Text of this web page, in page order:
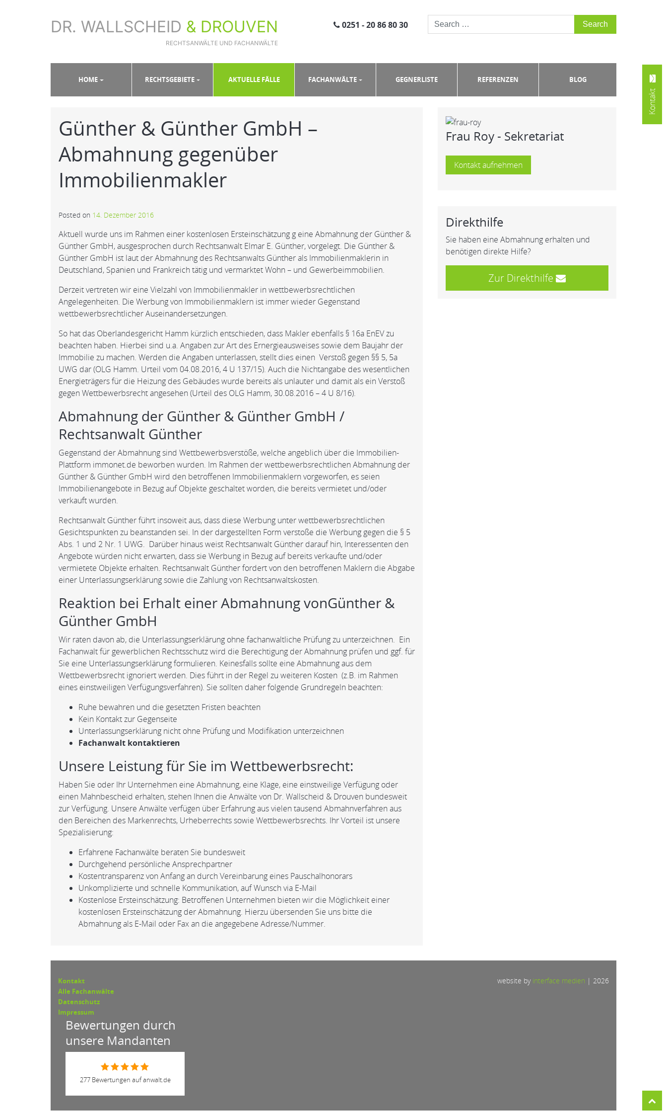
DR. WALLSCHEID & DROUVEN
RECHTSANWÄLTE UND FACHANWÄLTE
0251 - 20 86 80 30
HOME RECHTSGEBIETE AKTUELLE FÄLLE FACHANWÄLTE GEGNERLISTE REFERENZEN BLOG
Günther & Günther GmbH –
Abmahnung gegenüber
Immobilienmakler
Posted on 14. Dezember 2016
Aktuell wurde uns im Rahmen einer kostenlosen Ersteinschätzung g eine Abmahnung der Günther &
Günther GmbH, ausgesprochen durch Rechtsanwalt Elmar E. Günther, vorgelegt. Die Günther &
Günther GmbH ist laut der Abmahnung des Rechtsanwalts Günther als Immobilienmaklerin in
Deutschland, Spanien und Frankreich tätig und vermarktet Wohn – und Gewerbeimmobilien.
Derzeit vertreten wir eine Vielzahl von Immobilienmakler in wettbewerbsrechtlichen
Angelegenheiten. Die Werbung von Immobilienmaklern ist immer wieder Gegenstand
wettbewerbsrechtlicher Auseinandersetzungen.
So hat das Oberlandesgericht Hamm kürzlich entschieden, dass Makler ebenfalls § 16a EnEV zu
beachten haben. Hierbei sind u.a. Angaben zur Art des Ernergieausweises sowie dem Baujahr der
Immobilie zu machen. Werden die Angaben unterlassen, stellt dies einen Verstoß gegen §§ 5, 5a
UWG dar (OLG Hamm. Urteil vom 04.08.2016, 4 U 137/15). Auch die Nichtangabe des wesentlichen
Energieträgers für die Heizung des Gebäudes wurde bereits als unlauter und damit als ein Verstoß
gegen Wettbewerbsrecht angesehen (Urteil des OLG Hamm, 30.08.2016 – 4 U 8/16).
Abmahnung der Günther & Günther GmbH /
Rechtsanwalt Günther
Gegenstand der Abmahnung sind Wettbewerbsverstöße, welche angeblich über die Immobilien-
Plattform immonet.de beworben wurden. Im Rahmen der wettbewerbsrechtlichen Abmahnung der
Günther & Günther GmbH wird den betroffenen Immobilienmaklern vorgeworfen, es seien
Immobilienangebote in Bezug auf Objekte geschaltet worden, die bereits vermietet und/oder
verkauft wurden.
Rechtsanwalt Günther führt insoweit aus, dass diese Werbung unter wettbewerbsrechtlichen
Gesichtspunkten zu beanstanden sei. In der dargestellten Form verstoße die Werbung gegen die § 5
Abs. 1 und 2 Nr. 1 UWG. Darüber hinaus weist Rechtsanwalt Günther darauf hin, Interessenten den
Angebote würden nicht erwarten, dass sie Werbung in Bezug auf bereits verkaufte und/oder
vermietete Objekte erhalten. Rechtsanwalt Günther fordert von den betroffenen Maklern die Abgabe
einer Unterlassungserklärung sowie die Zahlung von Rechtsanwaltskosten.
Reaktion bei Erhalt einer Abmahnung vonGünther &
Günther GmbH
Wir raten davon ab, die Unterlassungserklärung ohne fachanwaltliche Prüfung zu unterzeichnen. Ein
Fachanwalt für gewerblichen Rechtsschutz wird die Berechtigung der Abmahnung prüfen und ggf. für
Sie eine Unterlassungserklärung formulieren. Keinesfalls sollte eine Abmahnung aus dem
Wettbewerbsrecht ignoriert werden. Dies führt in der Regel zu weiteren Kosten (z.B. im Rahmen
eines einstweiligen Verfügungsverfahren). Sie sollten daher folgende Grundregeln beachten:
Ruhe bewahren und die gesetzten Fristen beachten
Kein Kontakt zur Gegenseite
Unterlassungserklärung nicht ohne Prüfung und Modifikation unterzeichnen
Fachanwalt kontaktieren
Unsere Leistung für Sie im Wettbewerbsrecht:
Haben Sie oder Ihr Unternehmen eine Abmahnung, eine Klage, eine einstweilige Verfügung oder
einen Mahnbescheid erhalten, stehen Ihnen die Anwälte von Dr. Wallscheid & Drouven bundesweit
zur Verfügung. Unsere Anwälte verfügen über Erfahrung aus vielen tausend Abmahnverfahren aus
den Bereichen des Markenrechts, Urheberrechts sowie Wettbewerbsrechts. Ihr Vorteil ist unsere
Spezialisierung:
Erfahrene Fachanwälte beraten Sie bundesweit
Durchgehend persönliche Ansprechpartner
Kostentransparenz von Anfang an durch Vereinbarung eines Pauschalhonorars
Unkomplizierte und schnelle Kommunikation, auf Wunsch via E-Mail
Kostenlose Ersteinschätzung: Betroffenen Unternehmen bieten wir die Möglichkeit einer
kostenlosen Ersteinschätzung der Abmahnung. Hierzu übersenden Sie uns bitte die
Abmahnung als E-Mail oder Fax an die angegebene Adresse/Nummer.
Frau Roy - Sekretariat
Kontakt aufnehmen
Direkthilfe
Sie haben eine Abmahnung erhalten und
benötigen direkte Hilfe?
Zur Direkthilfe
Kontakt
Alle Fachanwälte
Datenschutz
Impressum
Bewertungen durch
unsere Mandanten
277 Bewertungen auf anwalt.de
website by interface medien | 2026
Kontakt